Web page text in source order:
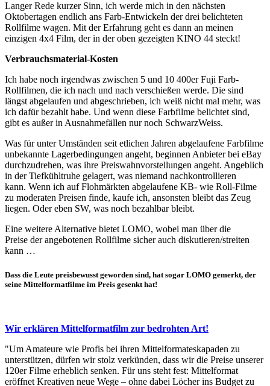
Langer Rede kurzer Sinn, ich werde mich in den nächsten
Oktobertagen endlich ans Farb-Entwickeln der drei belichteten
Rollfilme wagen. Mit der Erfahrung geht es dann an meinen
einzigen 4x4 Film, der in der oben gezeigten KINO 44 steckt!
Verbrauchsmaterial-Kosten
Ich habe noch irgendwas zwischen 5 und 10 400er Fuji Farb-
Rollfilmen, die ich nach und nach verschießen werde. Die sind
längst abgelaufen und abgeschrieben, ich weiß nicht mal mehr, was
ich dafür bezahlt habe. Und wenn diese Farbfilme belichtet sind,
gibt es außer in Ausnahmefällen nur noch SchwarzWeiss.
Was für unter Umständen seit etlichen Jahren abgelaufene Farbfilme
unbekannte Lagerbedingungen angeht, beginnen Anbieter bei eBay
durchzudrehen, was ihre Preiswahnvorstellungen angeht. Angeblich
in der Tiefkühltruhe gelagert, was niemand nachkontrollieren
kann. Wenn ich auf Flohmärkten abgelaufene KB- wie Roll-Filme
zu moderaten Preisen finde, kaufe ich, ansonsten bleibt das Zeug
liegen. Oder eben SW, was noch bezahlbar bleibt.
Eine weitere Alternative bietet LOMO, wobei man über die
Preise der angebotenen Rollfilme sicher auch diskutieren/streiten
kann …
Dass die Leute preisbewusst geworden sind, hat sogar LOMO gemerkt, der
seine Mittelformatfilme im Preis gesenkt hat!
Wir erklären Mittelformatfilm zur bedrohten Art!
"Um Amateure wie Profis bei ihren Mittelformateskapaden zu
unterstützen, dürfen wir stolz verkünden, dass wir die Preise unserer
120er Filme erheblich senken. Für uns steht fest: Mittelformat
eröffnet Kreativen neue Wege – ohne dabei Löcher ins Budget zu